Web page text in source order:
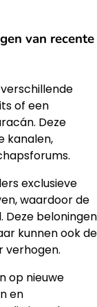
van recente
of een
Deze
kanalen,
exclusieve
waardoor de
beloningen
kunnen ook de
verhogen.
op nieuwe
en